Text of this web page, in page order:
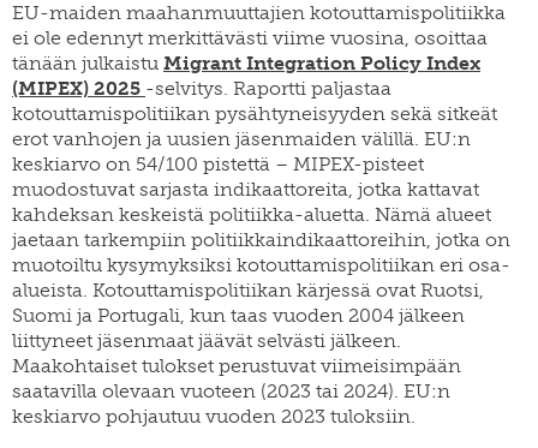
vierailevat
tutkijat
lahjoita
julkaisusarjat
migration-
muuttoliike
finnish
yearbook
of
population
siirtolaisuusinstituutin
kiertävä
näyttely
julkaise
meillä
verkkokauppa
säännöt
strategia
henkilöstö
apurahat
väitöskirjapalkinto
meille
töihin
YHTEYSTIEDOT
FI
SWE
EN
EU-maiden maahanmuuttajien kotouttamispolitiikka
ei ole edennyt merkittävästi viime vuosina, osoittaa
tänään julkaistu Migrant Integration Policy Index
(MIPEX) 2025 -selvitys. Raportti paljastaa
kotouttamispolitiikan pysähtyneisyyden sekä sitkeät
erot vanhojen ja uusien jäsenmaiden välillä. EU:n
keskiarvo on 54/100 pistettä – MIPEX-pisteet
muodostuvat sarjasta indikaattoreita, jotka kattavat
kahdeksan keskeistä politiikka-aluetta. Nämä alueet
jaetaan tarkempiin politiikkaindikaattoreihin, jotka on
muotoiltu kysymyksiksi kotouttamispolitiikan eri osa-
alueista. Kotouttamispolitiikan kärjessä ovat Ruotsi,
Suomi ja Portugali, kun taas vuoden 2004 jälkeen
liittyneet jäsenmaat jäävät selvästi jälkeen.
Maakohtaiset tulokset perustuvat viimeisimpään
saatavilla olevaan vuoteen (2023 tai 2024). EU:n
keskiarvo pohjautuu vuoden 2023 tuloksiin.